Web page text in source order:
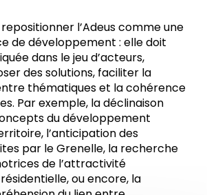
repositionner l’Adeus comme une
de développement : elle doit
dans le jeu d’acteurs,
des solutions, faciliter la
thématiques et la cohérence
Par exemple, la déclinaison
du développement
l’anticipation des
par le Grenelle, la recherche
de l’attractivité
ou encore, la